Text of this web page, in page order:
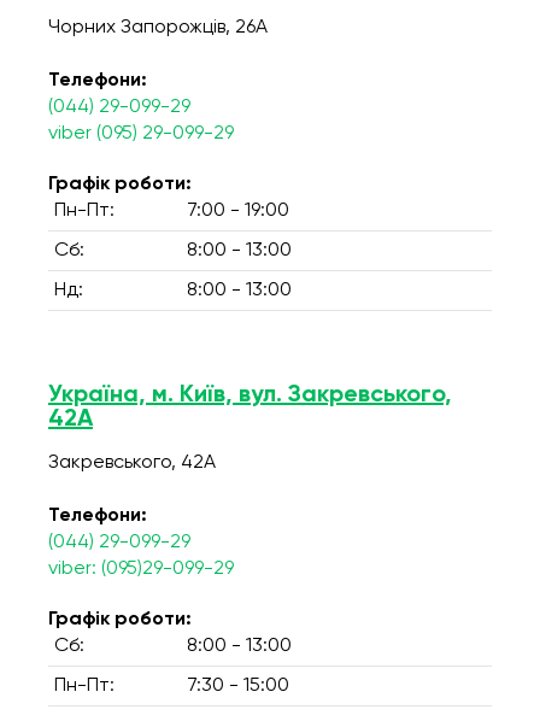
Чорних Запорожців, 26А
Телефони:
(044) 29-099-29
viber (095) 29-099-29
Графік роботи:
Пн-Пт:
7:00 - 19:00
Сб: 8:00 - 13:00
Нд: 8:00 - 13:00
Україна, м. Київ, вул. Закревського,
42А
Закревського, 42А
Телефони:
(044) 29-099-29
viber: (095)29-099-29
Графік роботи:
Сб:
8:00 - 13:00
Пн-Пт: 7:30 - 15:00